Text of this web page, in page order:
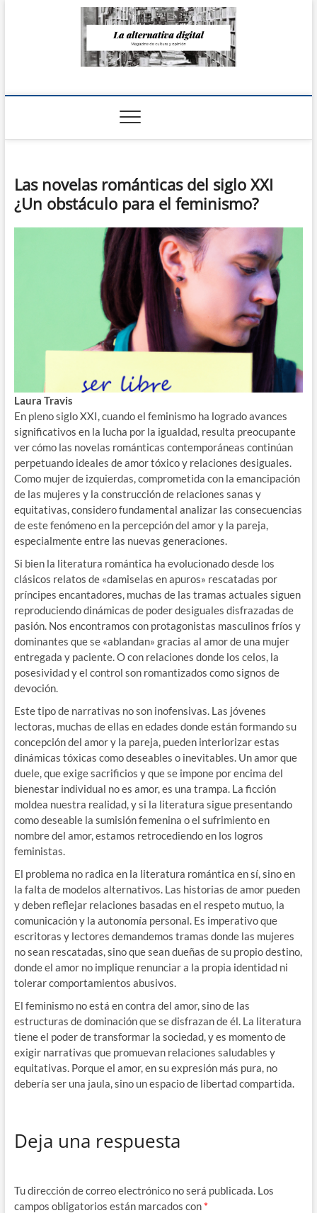
La Alternativa
Las novelas románticas del siglo XXI
¿Un obstáculo para el feminismo?
Laura Travis
En pleno siglo XXI, cuando el feminismo ha logrado avances
significativos en la lucha por la igualdad, resulta preocupante
ver cómo las novelas románticas contemporáneas continúan
perpetuando ideales de amor tóxico y relaciones desiguales.
Como mujer de izquierdas, comprometida con la emancipación
de las mujeres y la construcción de relaciones sanas y
equitativas, considero fundamental analizar las consecuencias
de este fenómeno en la percepción del amor y la pareja,
especialmente entre las nuevas generaciones.
Si bien la literatura romántica ha evolucionado desde los
clásicos relatos de «damiselas en apuros» rescatadas por
príncipes encantadores, muchas de las tramas actuales siguen
reproduciendo dinámicas de poder desiguales disfrazadas de
pasión. Nos encontramos con protagonistas masculinos fríos y
dominantes que se «ablandan» gracias al amor de una mujer
entregada y paciente. O con relaciones donde los celos, la
posesividad y el control son romantizados como signos de
devoción.
Este tipo de narrativas no son inofensivas. Las jóvenes
lectoras, muchas de ellas en edades donde están formando su
concepción del amor y la pareja, pueden interiorizar estas
dinámicas tóxicas como deseables o inevitables. Un amor que
duele, que exige sacrificios y que se impone por encima del
bienestar individual no es amor, es una trampa. La ficción
moldea nuestra realidad, y si la literatura sigue presentando
como deseable la sumisión femenina o el sufrimiento en
nombre del amor, estamos retrocediendo en los logros
feministas.
El problema no radica en la literatura romántica en sí, sino en
la falta de modelos alternativos. Las historias de amor pueden
y deben reflejar relaciones basadas en el respeto mutuo, la
comunicación y la autonomía personal. Es imperativo que
escritoras y lectores demandemos tramas donde las mujeres
no sean rescatadas, sino que sean dueñas de su propio destino,
donde el amor no implique renunciar a la propia identidad ni
tolerar comportamientos abusivos.
El feminismo no está en contra del amor, sino de las
estructuras de dominación que se disfrazan de él. La literatura
tiene el poder de transformar la sociedad, y es momento de
exigir narrativas que promuevan relaciones saludables y
equitativas. Porque el amor, en su expresión más pura, no
debería ser una jaula, sino un espacio de libertad compartida.
Deja una respuesta
Tu dirección de correo electrónico no será publicada. Los
campos obligatorios están marcados con *